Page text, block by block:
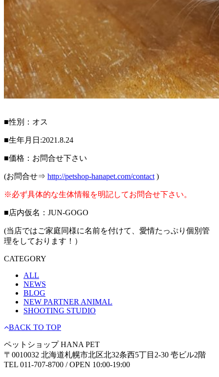
■性別：オス
■生年月日:2021.8.24
■価格：お問合せ下さい
(お問合せ⇒ http://petshop-hanapet.com/contact )
※必ず具体的な生体情報を明記してお問合せ下さい。
■店内仮名：JUN-GOGO
(当店ではご家庭同様に名前を付けて、愛情たっぷり個別管
理をしております！）
CATEGORY
ALL
NEWS
BLOG
NEW PARTNER ANIMAL
SHOOTING STUDIO
BACK TO TOP
ペットショップ HANA PET
〒0010032 北海道札幌市北区北32条西5丁目2-30 壱ビル2階
TEL 011-707-8700 / OPEN 10:00-19:00